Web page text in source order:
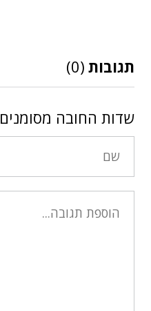
תגובות (0)
שדות החובה מסומנים